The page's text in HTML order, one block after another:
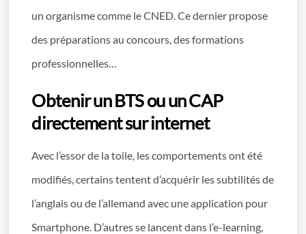
un organisme comme le CNED. Ce dernier propose
des préparations au concours, des formations
professionnelles…
Obtenir un BTS ou un CAP
directement sur internet
Avec l’essor de la toile, les comportements ont été
modifiés, certains tentent d’acquérir les subtilités de
l’anglais ou de l’allemand avec une application pour
Smartphone. D’autres se lancent dans l’e-learning,